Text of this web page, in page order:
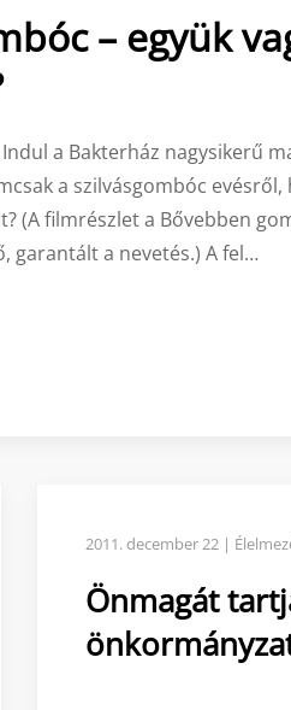
– együk
a Bakterház nagysikerű
a szilvásgombóc evésről,
(A filmrészlet a Bővebben
garantált a nevetés.) A fel…
2011. december 22 |
Önmagát